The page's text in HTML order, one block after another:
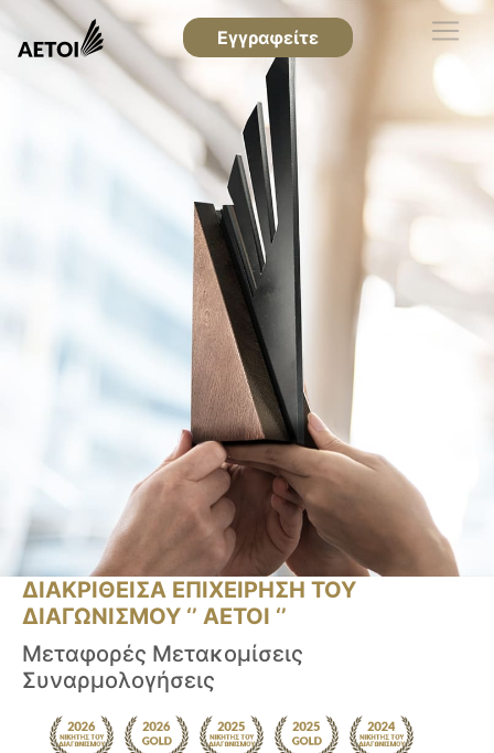
Εγγραφείτε
ΔΙΑΚΡΙΘΕΙΣΑ ΕΠΙΧΕΙΡΗΣΗ ΤΟΥ
ΔΙΑΓΩΝΙΣΜΟΥ ‘’ ΑΕΤΟΙ ‘’
Μεταφορές Μετακομίσεις
Συναρμολογήσεις